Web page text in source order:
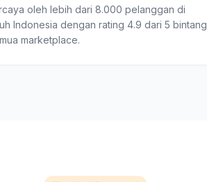
oleh lebih dari 8.000 pelanggan di
Indonesia dengan rating 4.9 dari 5 bintang
marketplace.